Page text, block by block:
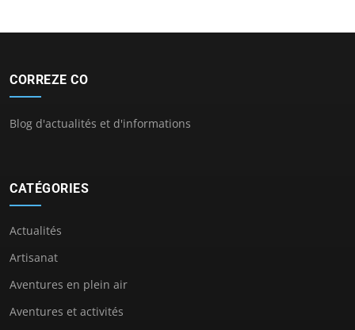
CORREZE CO
Blog d'actualités et d'informations
CATÉGORIES
Actualités
Artisanat
Aventures en plein air
Aventures et activités